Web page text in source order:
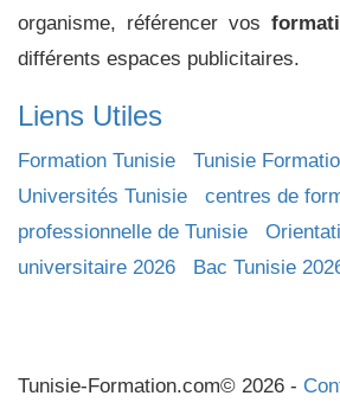
organisme, référencer vos
différents espaces publicitaires.
Liens Utiles
Formation Tunisie Tunisie
Universités Tunisie
centres de
professionnelle de Tunisie
universitaire 2026
Bac Tunisie
Tunisie-Formation.com© 2026 -